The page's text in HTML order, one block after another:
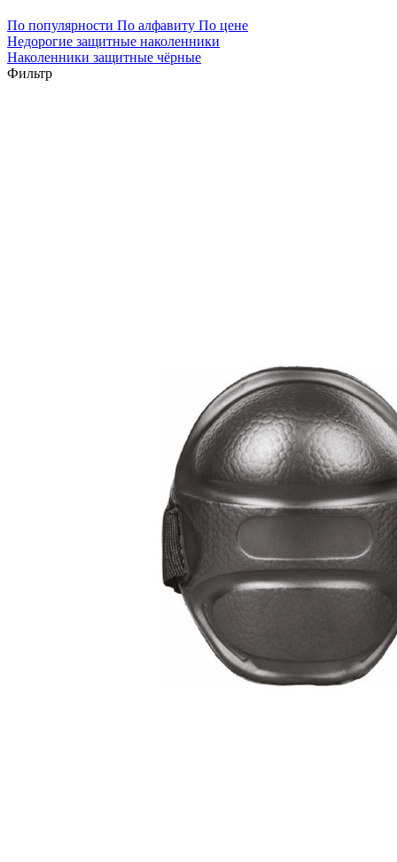
По популярности По алфавиту По цене
Недорогие защитные наколенники
Наколенники защитные чёрные
Фильтр